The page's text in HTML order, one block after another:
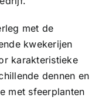
met de
kwekerijen
karakteristieke
dennen en
met sfeerplanten